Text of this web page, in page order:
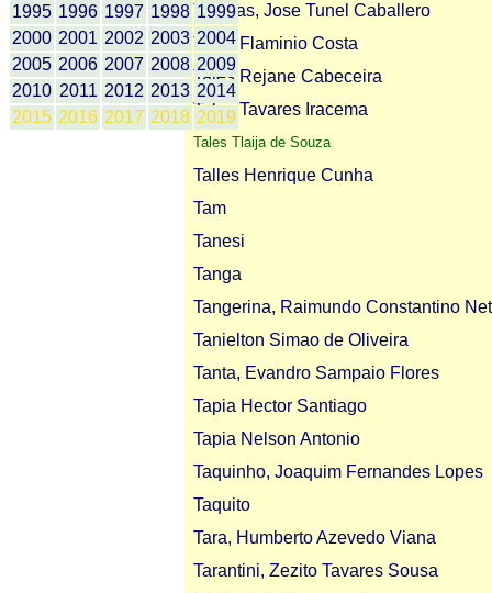
1995 1996 1997 1998 1999
2000 2001 2002 2003 2004
2005 2006 2007 2008 2009
2010 2011 2012 2013 2014
2015 2016 2017 2018 2019
Taladas, Jose Tunel Caballero
Tales Flaminio Costa
Tales Rejane Cabeceira
Tales Tavares Iracema
Tales Tlaija de Souza
Talles Henrique Cunha
Tam
Tanesi
Tanga
Tangerina, Raimundo Constantino
Tanielton Simao de Oliveira
Tanta, Evandro Sampaio Flores
Tapia Hector Santiago
Tapia Nelson Antonio
Taquinho, Joaquim Fernandes Lopes
Taquito
Tara, Humberto Azevedo Viana
Tarantini, Zezito Tavares Sousa